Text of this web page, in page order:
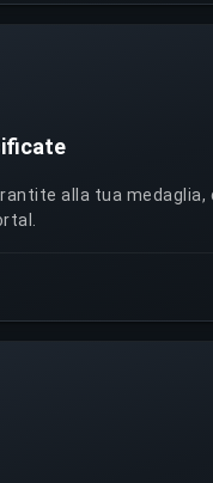
alla tua medaglia,